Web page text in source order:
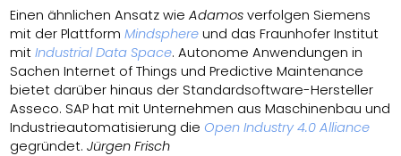
Einen ähnlichen Ansatz wieAdamos verfolgen Siemens
mit der PlattformMindsphere und das Fraunhofer Institut
mitIndustrial Data Space. Autonome Anwendungen in
Sachen Internet of Things und Predictive Maintenance
bietet darüber hinaus der Standardsoftware-Hersteller
Asseco. SAP hat mit Unternehmen aus Maschinenbau und
Industrieautomatisierung die Open Industry 4.0 Alliance
gegründet.Jürgen Frisch